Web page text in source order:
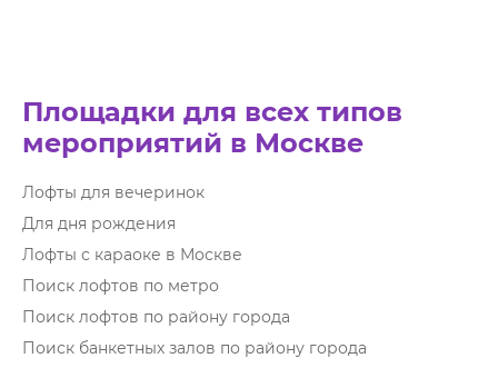
Площадки для всех типов
мероприятий в Москве
Лофты для вечеринок
Для дня рождения
Лофты с караоке в Москве
Поиск лофтов по метро
Поиск лофтов по району города
Поиск банкетных залов по району города